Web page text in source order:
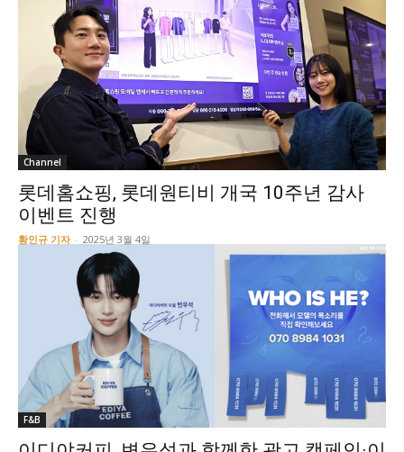
Channel
롯데홈쇼핑, 롯데원티비 개국 10주년 감사
이벤트 진행
황인규 기자 - 2025년 3월 4일
F&B